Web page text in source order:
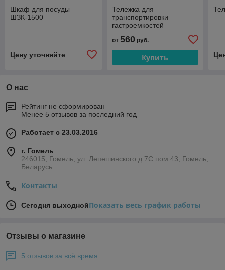
Шкаф для посуды
ШЗК-1500
Цену уточняйте
Тележка для
транспортировки
гастроемкостей
от 560руб.
Купить
О нас
Рейтинг не сформирован
Менее 5 отзывов за последний год
Работает с 23.03.2016
г. Гомель
246015, Гомель, ул. Лепешинского д.7С пом.43, Гомель,
Беларусь
Контакты
Сегодня выходнойПоказать весь график работы
Отзывы о магазине
5 отзывов за всё время